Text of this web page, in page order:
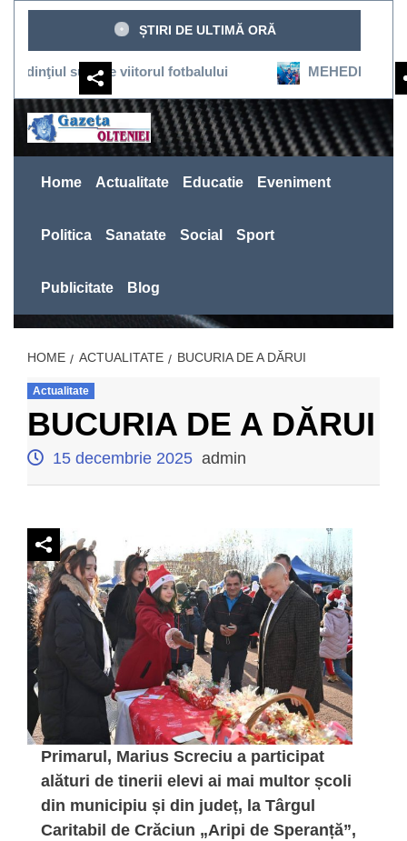
Sari
conținut
ȘTIRI DE ULTIMĂ ORĂ
susţine viitorul fotbalului
Home Actualitate Educatie Eveniment
Politica Sanatate Social Sport
Publicitate Blog
HOME ACTUALITATE BUCURIA DE A DĂRUI
Actualitate
BUCURIA DE A DĂRUI
15 decembrie 2025 admin
Primarul, Marius Screciu a participat
alături de tinerii elevi ai mai multor școli
din municipiu și din județ, la Târgul
Caritabil de Crăciun „Aripi de Speranță”,